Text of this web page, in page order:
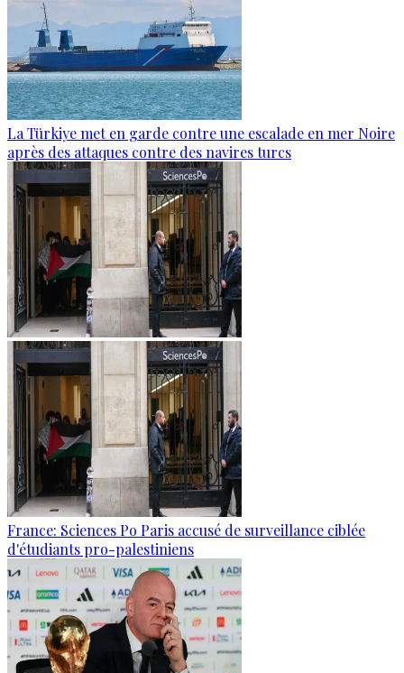
La Türkiye met en garde contre une escalade en mer Noire
après des attaques contre des navires turcs
France: Sciences Po Paris accusé de surveillance ciblée
d'étudiants pro-palestiniens